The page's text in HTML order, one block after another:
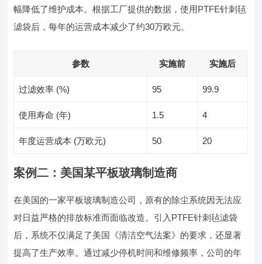
幅降低了维护成本。根据工厂提供的数据，使用PTFE针刺毡
滤袋后，每年的运营成本减少了约30万欧元。
参数 实施前 实施后
过滤效率 (%) 95 99.9
使用寿命 (年) 1.5 4
年度运营成本 (万欧元) 50 20
案例二：美国某平板玻璃制造商
在美国的一家平板玻璃制造公司，原有的除尘系统因无法应
对日益严格的排放标准而面临改造。引入PTFE针刺毡滤袋
后，系统不仅满足了美国《清洁空气法案》的要求，还显著
提高了生产效率。通过减少停机时间和维修频率，公司的年